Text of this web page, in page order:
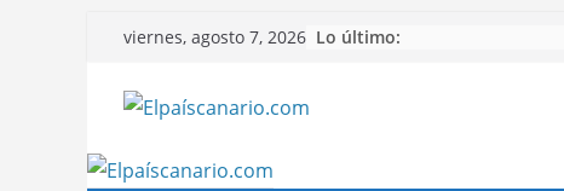
Saltar
contenido
viernes, agosto 7, 2026 Lo último: